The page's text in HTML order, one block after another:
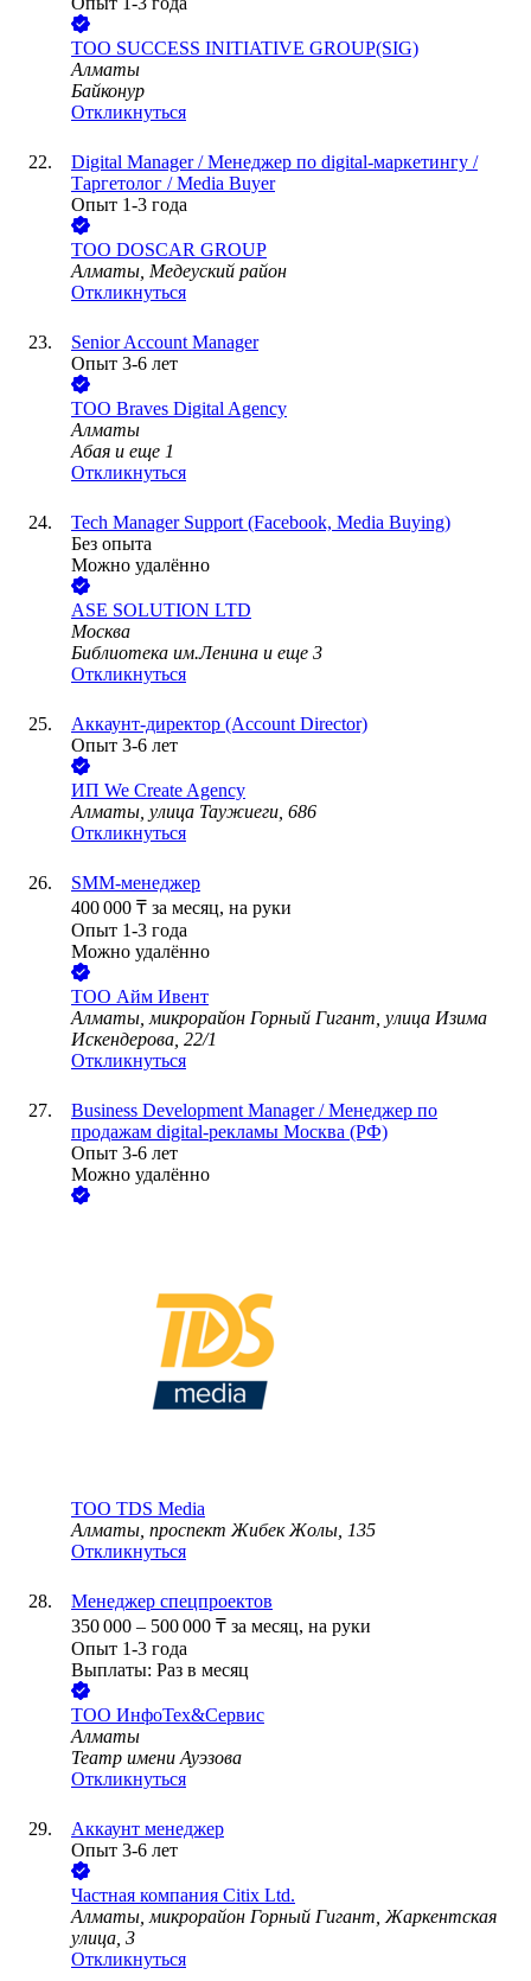
ТОО SUCCESS INITIATIVE GROUP(SIG)
Алматы
Байконур
Откликнуться
Digital Manager / Менеджер по digital-маркетингу /
Таргетолог / Media Buyer
Опыт 1-3 года
ТОО DOSCAR GROUP
Алматы, Медеуский район
Откликнуться
Senior Account Manager
Опыт 3-6 лет
ТОО Braves Digital Agency
Алматы
Абая и еще 1
Откликнуться
Tech Manager Support (Facebook, Media Buying)
Без опыта
Можно удалённо
ASE SOLUTION LTD
Москва
Библиотека им.Ленина и еще 3
Откликнуться
Аккаунт-директор (Account Director)
Опыт 3-6 лет
ИП We Create Agency
Алматы, улица Таужиеги, 686
Откликнуться
SMM-менеджер
400 000 ₸ за месяц, на руки
Опыт 1-3 года
Можно удалённо
ТОО Айм Ивент
Алматы, микрорайон Горный Гигант, улица Изима
Искендерова, 22/1
Откликнуться
Business Development Manager / Менеджер по
продажам digital-рекламы Москва (РФ)
Опыт 3-6 лет
Можно удалённо
ТОО TDS Media
Алматы, проспект Жибек Жолы, 135
Откликнуться
Менеджер спецпроектов
350 000 – 500 000 ₸ за месяц, на руки
Опыт 1-3 года
Выплаты: Раз в месяц
ТОО ИнфоТех&Сервис
Алматы
Театр имени Ауэзова
Откликнуться
Аккаунт менеджер
Опыт 3-6 лет
Частная компания Citix Ltd.
Алматы, микрорайон Горный Гигант, Жаркентская
улица, 3
Откликнуться